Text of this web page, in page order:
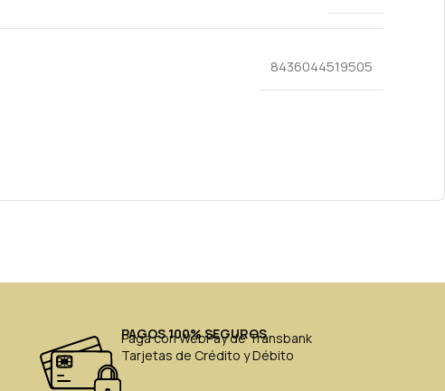
8436044519505
PAGOS 100% SEGUROS
Paga con WebPay de Transbank
Tarjetas de Crédito y Débito